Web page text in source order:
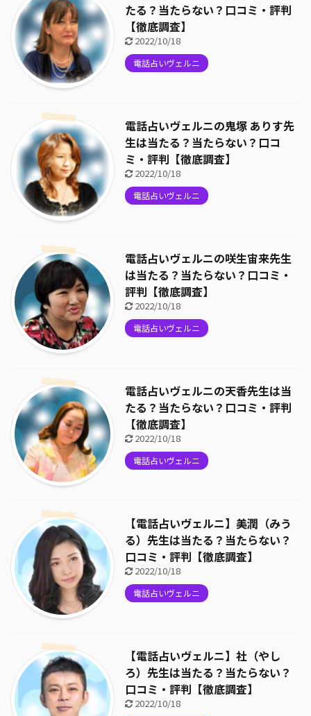
たる？当たらない？口コミ・評判
【徹底調査】
2022/10/18
電話占いヴェルニ
電話占いヴェルニの鬼塚 ありす先
生は当たる？当たらない？口コ
ミ・評判【徹底調査】
2022/10/18
電話占いヴェルニ
電話占いヴェルニの咲生宙来先生
は当たる？当たらない？口コミ・
評判【徹底調査】
2022/10/18
電話占いヴェルニ
電話占いヴェルニの天香先生は当
たる？当たらない？口コミ・評判
【徹底調査】
2022/10/18
電話占いヴェルニ
【電話占いヴェルニ】美潤（みう
る）先生は当たる？当たらない？
口コミ・評判【徹底調査】
2022/10/18
電話占いヴェルニ
【電話占いヴェルニ】社（やし
ろ）先生は当たる？当たらない？
口コミ・評判【徹底調査】
2022/10/18